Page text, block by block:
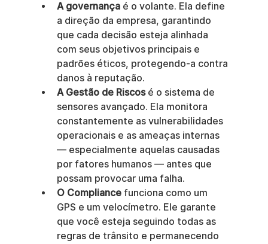
A governança é o volante. Ela define
a direção da empresa, garantindo
que cada decisão esteja alinhada
com seus objetivos principais e
padrões éticos, protegendo-a contra
danos à reputação.
A Gestão de Riscos é o sistema de
sensores avançado. Ela monitora
constantemente as vulnerabilidades
operacionais e as ameaças internas
— especialmente aquelas causadas
por fatores humanos — antes que
possam provocar uma falha.
O Compliance funciona como um
GPS e um velocímetro. Ele garante
que você esteja seguindo todas as
regras de trânsito e permanecendo